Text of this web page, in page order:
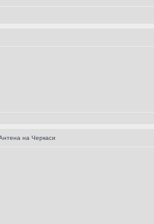
на Черкаси